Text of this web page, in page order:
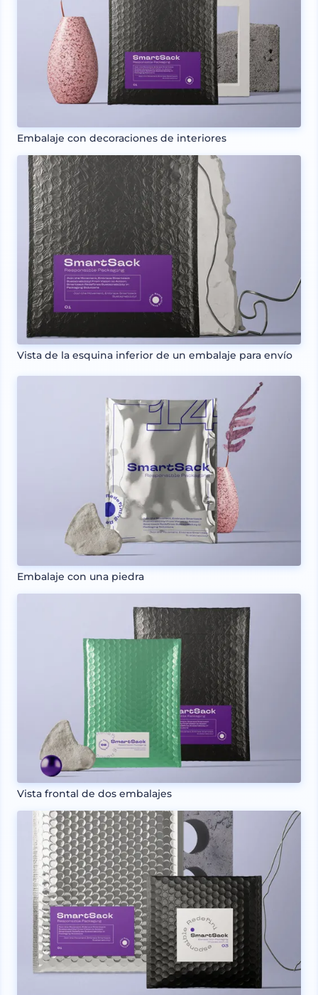
Embalaje con decoraciones de interiores
Vista de la esquina inferior de un embalaje para envío
Embalaje con una piedra
Vista frontal de dos embalajes